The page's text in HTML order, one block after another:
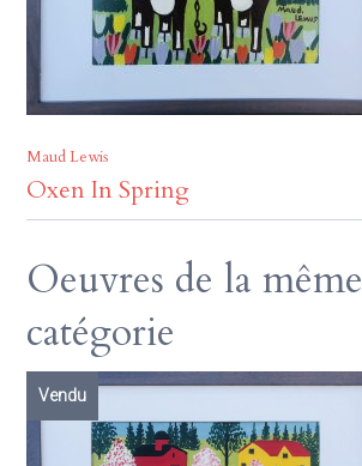
Maud Lewis
Oxen In Spring
Oeuvres de la même
catégorie
Vendu